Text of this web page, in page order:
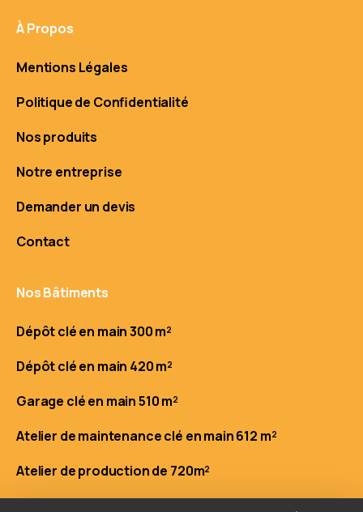
À Propos
Mentions Légales
Politique de Confidentialité
Nos produits
Notre entreprise
Demander un devis
Contact
Nos Bâtiments
Dépôt clé en main 300 m²
Dépôt clé en main 420 m²
Garage clé en main 510 m²
Atelier de maintenance clé en main 612 m²
Atelier de production de 720m²